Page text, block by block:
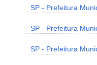
SP - Prefeitura
SP - Prefeitura
SP - Prefeitura